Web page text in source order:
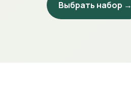
Выбрать набор →